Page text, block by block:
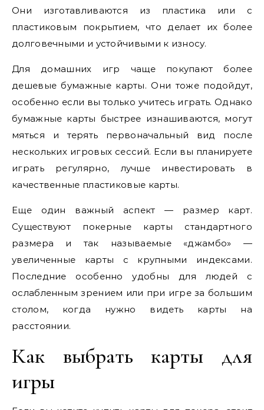
Они изготавливаются из пластика или с
пластиковым покрытием, что делает их более
долговечными и устойчивыми к износу.
Для домашних игр чаще покупают более
дешевые бумажные карты. Они тоже подойдут,
особенно если вы только учитесь играть. Однако
бумажные карты быстрее изнашиваются, могут
мяться и терять первоначальный вид после
нескольких игровых сессий. Если вы планируете
играть регулярно, лучше инвестировать в
качественные пластиковые карты.
Еще один важный аспект — размер карт.
Существуют покерные карты стандартного
размера и так называемые «джамбо» —
увеличенные карты с крупными индексами.
Последние особенно удобны для людей с
ослабленным зрением или при игре за большим
столом, когда нужно видеть карты на
расстоянии.
Как выбрать карты для
игры